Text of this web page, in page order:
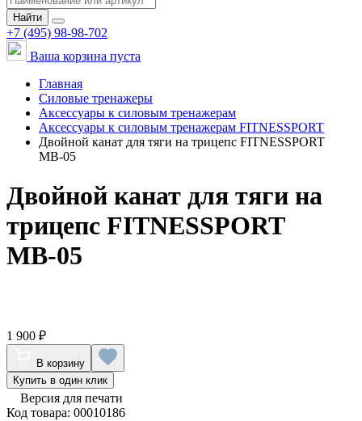
Найти
+7 (495) 98-98-702
Ваша корзина пуста
Главная
Силовые тренажеры
Аксессуары к силовым тренажерам
Аксессуары к силовым тренажерам FITNESSPORT
Двойной канат для тяги на трицепс FITNESSPORT
МВ-05
Двойной канат для тяги на
трицепс FITNESSPORT
МВ-05
1 900 ₽
В корзину
Купить в один клик
Версия для печати
Код товара: 00010186